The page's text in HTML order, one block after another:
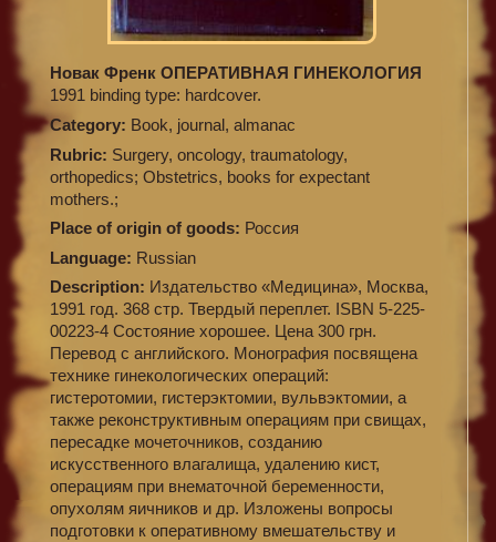
Новак Френк ОПЕРАТИВНАЯ ГИНЕКОЛОГИЯ
1991 binding type: hardcover.
Category: Book, journal, almanac
Rubric: Surgery, oncology, traumatology,
orthopedics; Obstetrics, books for expectant
mothers.;
Place of origin of goods: Россия
Language: Russian
Description: Издательство «Медицина», Москва,
1991 год. 368 стр. Твердый переплет. ISBN 5-225-
00223-4 Состояние хорошее. Цена 300 грн.
Перевод с английского. Монография посвящена
технике гинекологических операций:
гистеротомии, гистерэктомии, вульвэктомии, а
также реконструктивным операциям при свищах,
пересадке мочеточников, созданию
искусственного влагалища, удалению кист,
операциям при внематочной беременности,
опухолям яичников и др. Изложены вопросы
подготовки к оперативному вмешательству и